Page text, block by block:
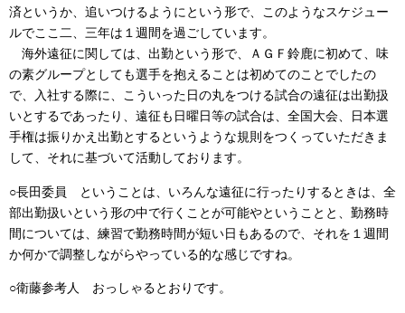
済というか、追いつけるようにという形で、このようなスケジュー
ルでここ二、三年は１週間を過ごしています。
海外遠征に関しては、出勤という形で、ＡＧＦ鈴鹿に初めて、味
の素グループとしても選手を抱えることは初めてのことでしたの
で、入社する際に、こういった日の丸をつける試合の遠征は出勤扱
いとするであったり、遠征も日曜日等の試合は、全国大会、日本選
手権は振りかえ出勤とするというような規則をつくっていただきま
して、それに基づいて活動しております。
○長田委員 ということは、いろんな遠征に行ったりするときは、全
部出勤扱いという形の中で行くことが可能やということと、勤務時
間については、練習で勤務時間が短い日もあるので、それを１週間
か何かで調整しながらやっている的な感じですね。
○衛藤参考人 おっしゃるとおりです。